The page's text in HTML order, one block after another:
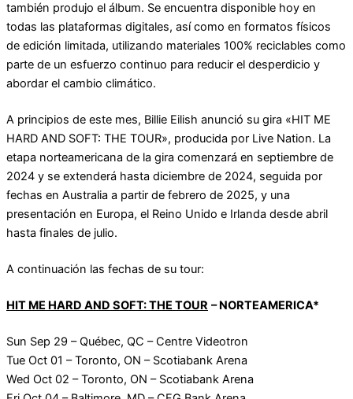
también produjo el álbum. Se encuentra disponible hoy en
todas las plataformas digitales, así como en formatos físicos
de edición limitada, utilizando materiales 100% reciclables como
parte de un esfuerzo continuo para reducir el desperdicio y
abordar el cambio climático.
A principios de este mes, Billie Eilish anunció su gira «HIT ME
HARD AND SOFT: THE TOUR», producida por Live Nation. La
etapa norteamericana de la gira comenzará en septiembre de
2024 y se extenderá hasta diciembre de 2024, seguida por
fechas en Australia a partir de febrero de 2025, y una
presentación en Europa, el Reino Unido e Irlanda desde abril
hasta finales de julio.
A continuación las fechas de su tour:
HIT ME HARD AND SOFT: THE TOUR – NORTEAMERICA*
Sun Sep 29 – Québec, QC – Centre Videotron
Tue Oct 01 – Toronto, ON – Scotiabank Arena
Wed Oct 02 – Toronto, ON – Scotiabank Arena